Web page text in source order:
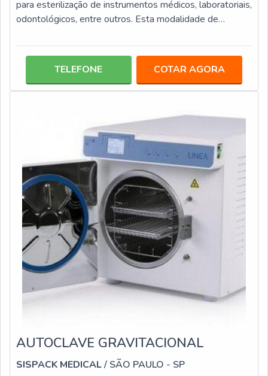
para esterilização de instrumentos médicos, laboratoriais,
odontológicos, entre outros. Esta modalidade de
quanto em ETO (óxido de etileno). Este tipo de
medidas, que permitem alocar os mais diversos
produtos, entre elas: 8 x 100 cm; 17 x 100 cm; 15 x
TELEFONE COTAR AGORA
AUTOCLAVE GRAVITACIONAL
SISPACK MEDICAL/ SÃO PAULO - SP